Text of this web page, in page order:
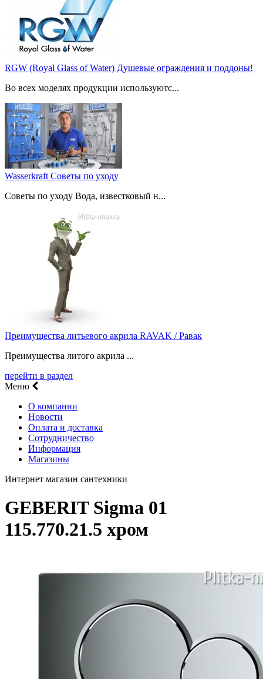
RGW (Royal Glass of Water) Душевые ограждения и поддоны!
Во всех моделях продукции используютс...
Wasserkraft Советы по уходу
Советы по уходу Вода, известковый н...
Преимущества литьевого акрила RAVAK / Равак
Преимущества литого акрила ...
перейти в раздел
Меню
О компании
Новости
Оплата и доставка
Сотрудничество
Информация
Магазины
Интернет магазин сантехники
GEBERIT Sigma 01
115.770.21.5 хром